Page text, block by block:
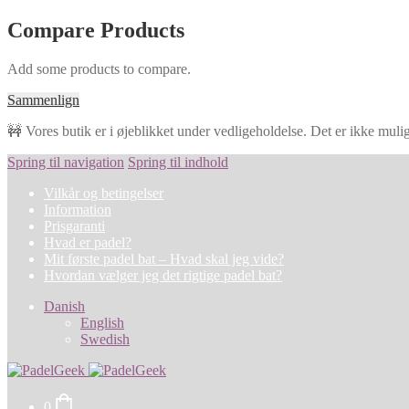
Compare Products
Add some products to compare.
Sammenlign
🚧 Vores butik er i øjeblikket under vedligeholdelse. Det er ikke
Spring til navigation Spring til indhold
Vilkår og betingelser
Information
Prisgaranti
Hvad er padel?
Mit første padel bat – Hvad skal jeg vide?
Hvordan vælger jeg det rigtige padel bat?
Danish
English
Swedish